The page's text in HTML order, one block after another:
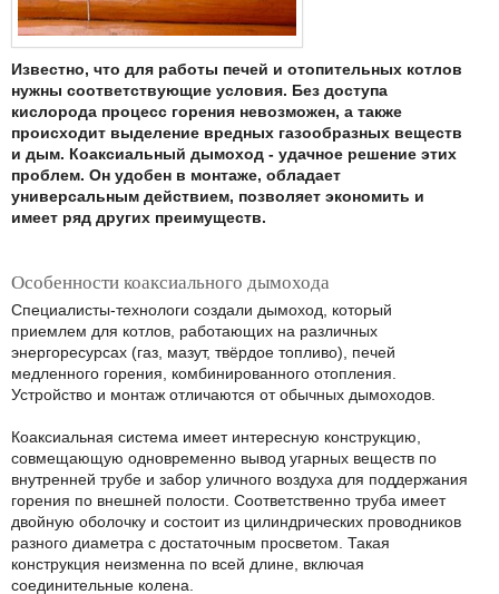
Известно, что для работы печей и отопительных котлов
нужны соответствующие условия. Без доступа
кислорода процесс горения невозможен, а также
происходит выделение вредных газообразных веществ
и дым. Коаксиальный дымоход - удачное решение этих
проблем. Он удобен в монтаже, обладает
универсальным действием, позволяет экономить и
имеет ряд других преимуществ.
Особенности коаксиального дымохода
Специалисты-технологи создали дымоход, который
приемлем для котлов, работающих на различных
энергоресурсах (газ, мазут, твёрдое топливо), печей
медленного горения, комбинированного отопления.
Устройство и монтаж отличаются от обычных дымоходов.
Коаксиальная система имеет интересную конструкцию,
совмещающую одновременно вывод угарных веществ по
внутренней трубе и забор уличного воздуха для поддержания
горения по внешней полости. Соответственно труба имеет
двойную оболочку и состоит из цилиндрических проводников
разного диаметра с достаточным просветом. Такая
конструкция неизменна по всей длине, включая
соединительные колена.